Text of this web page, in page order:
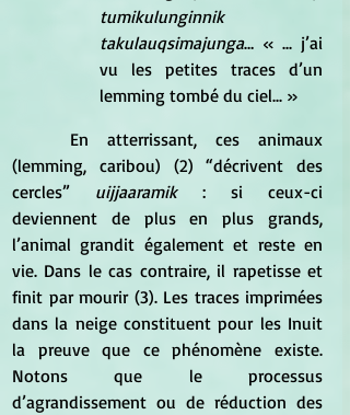
tumikulunginnik
takulauqsimajunga… « ... j’ai
vu les petites traces d’un
lemming tombé du ciel... »
(lemming, caribou) (2) “décrivent des
cercles” uijjaaramik : si ceux-ci
deviennent de plus en plus grands,
l’animal grandit également et reste en
vie. Dans le cas contraire, il rapetisse et
finit par mourir (3). Les traces imprimées
dans la neige constituent pour les Inuit
la preuve que ce phénomène existe.
Notons que le processus
d’agrandissement ou de réduction des